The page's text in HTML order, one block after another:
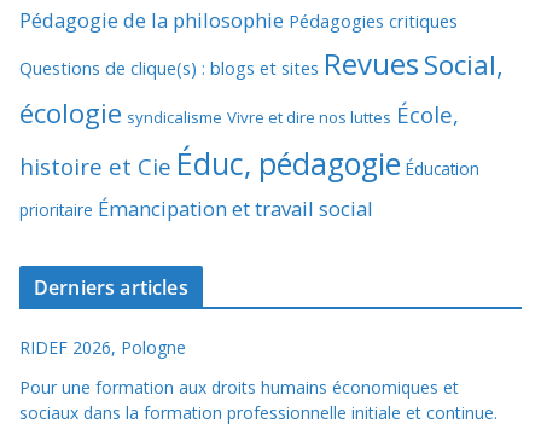
Pédagogie de la philosophie Pédagogies critiques
Questions de clique(s) : blogs et sites RevuesSocial,
écologie syndicalisme Vivre et dire nos luttes École,
histoire et Cie Éduc, pédagogie Éducation
prioritaire Émancipation et travail social
Derniers articles
RIDEF 2026, Pologne
Pour une formation aux droits humains économiques et
sociaux dans la formation professionnelle initiale et continue.